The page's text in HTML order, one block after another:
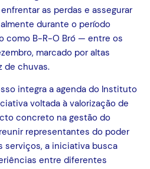
as perdas e assegurar
durante o período
como B-R-O Bró — entre os
marcado por altas
de chuvas.
integra a agenda do Instituto
voltada à valorização de
concreto na gestão do
representantes do poder
serviços, a iniciativa busca
entre diferentes